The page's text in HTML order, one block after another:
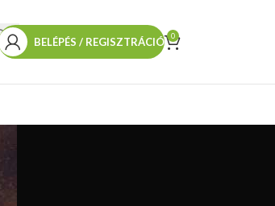
BELÉPÉS / REGISZTRÁCIÓ 0